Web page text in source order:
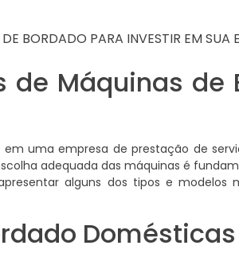
BORDADO PARA INVESTIR EM SUA
de Máquinas
uma empresa de prestação de
adequada das máquinas é
alguns dos tipos e modelos
Domésticas